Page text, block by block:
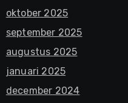
oktober 2025
september 2025
augustus 2025
januari 2025
december 2024